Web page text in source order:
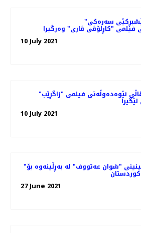
"ئەزموون" لە به‌شی پێشبڕکێی سه‌ره‌کی
فیلمی "کاڕلۆڤی ڤاری" وه‌رگیرا
10 July 2021
"نانی پیرۆز" لە فێستیڤاڵی نێوەدەوڵەتی فیلمی "زاگڕێب
10 July 2021
"بێ نیشتمان" بە ڕۆڵ بینینی "شوان عەتووف" لە بەڕڵینەوە بۆ
27 June 2021